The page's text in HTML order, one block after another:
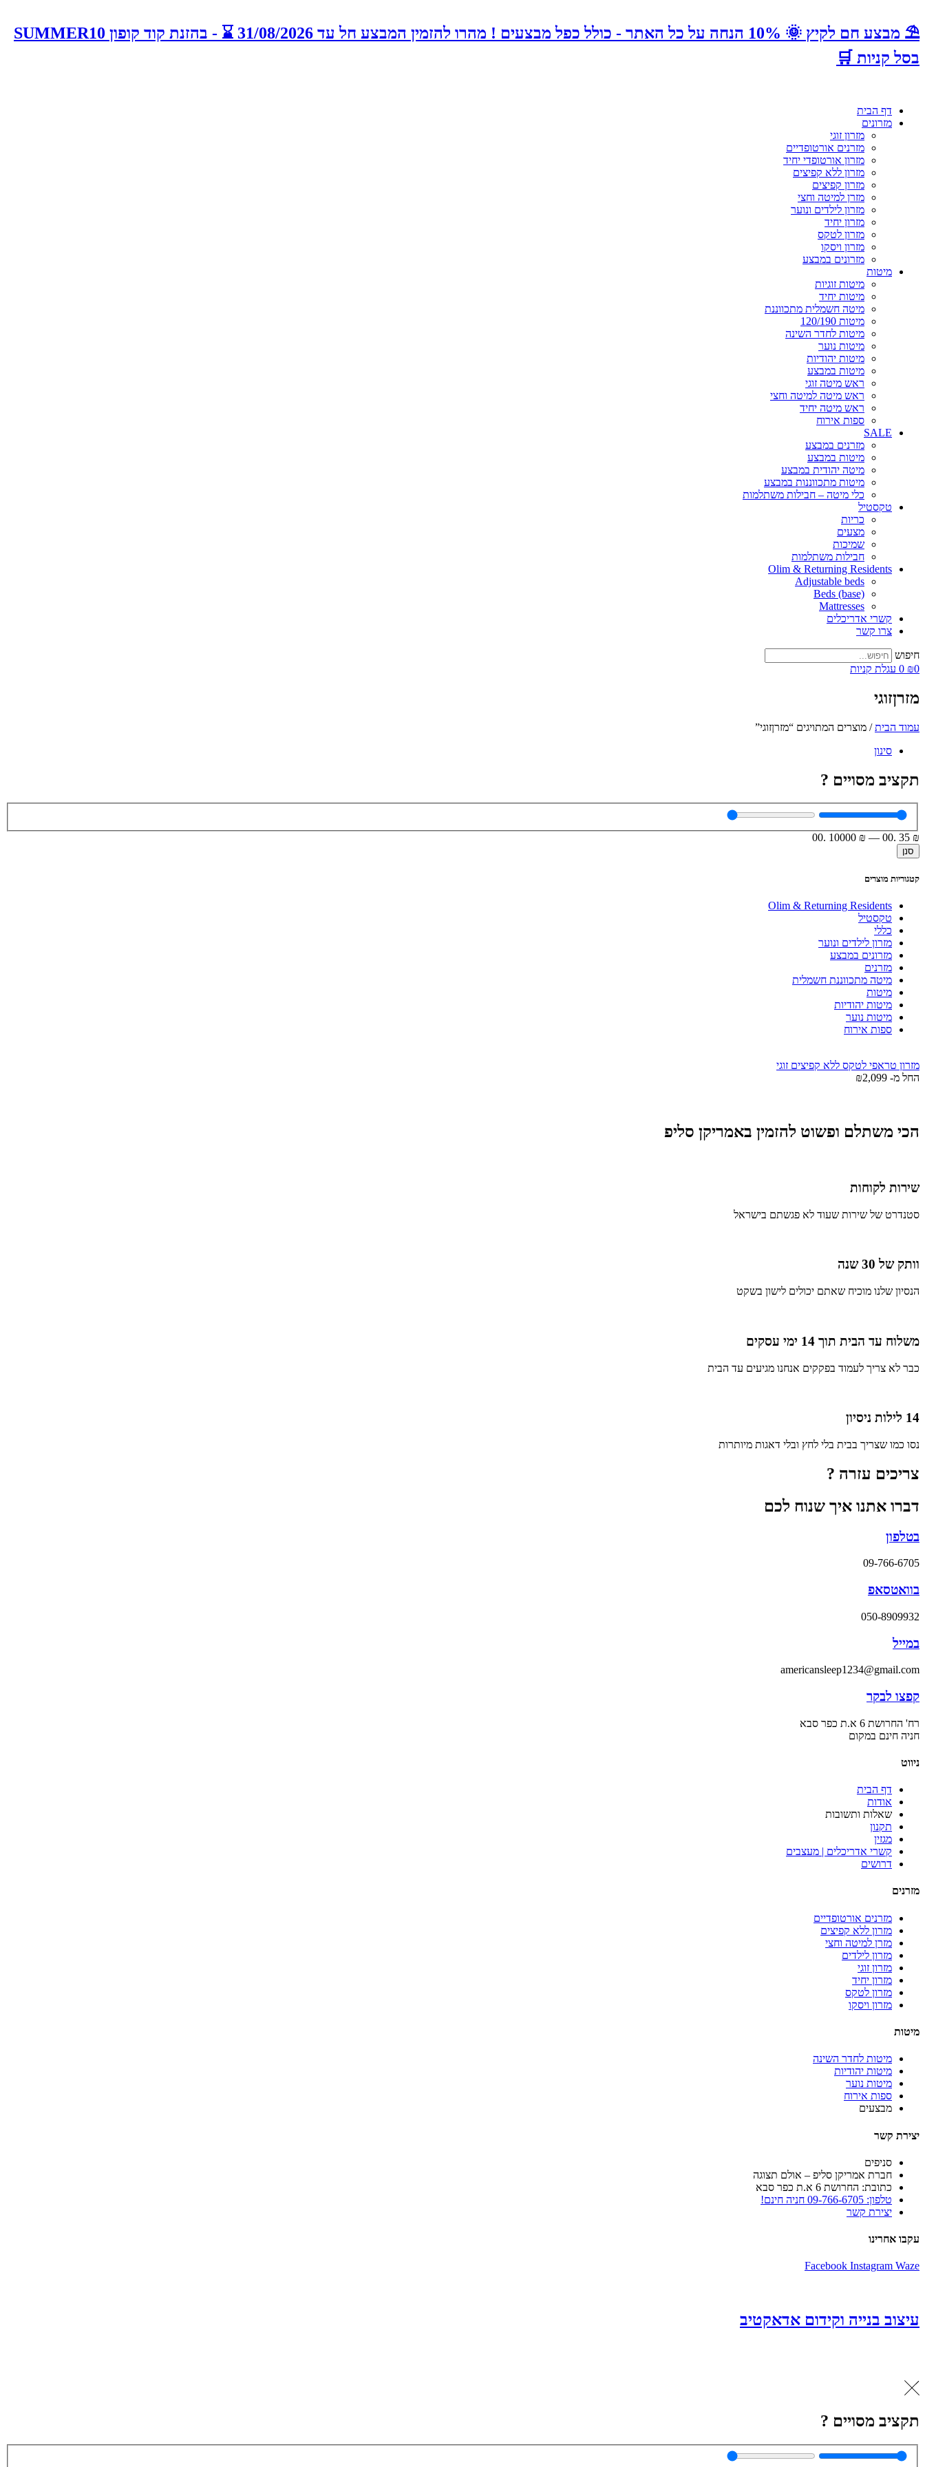
⛱️ מבצע חם לקיץ 🌞 10% הנחה על כל האתר - כולל כפל מבצעים ! מהרו להזמין המבצע חל עד 31/08/2026 ⌛️ - בהזנת קוד קופון SUMMER10
בסל קניות 🛒
דף הבית
מזרונים
מזרון זוגי
מזרנים אורטופדיים
מזרון אורטופדי יחיד
מזרון ללא קפיצים
מזרון קפיצים
מזרן למיטה וחצי
מזרון לילדים ונוער
מזרון יחיד
מזרון לטקס
מזרון ויסקו
מזרונים במבצע
מיטות
מיטות זוגיות
מיטות יחיד
מיטה חשמלית מתכווננת
מיטות 120/190
מיטות לחדר השינה
מיטות נוער
מיטות יהודיות
מיטות במבצע
ראש מיטה זוגי
ראש מיטה למיטה וחצי
ראש מיטה יחיד
ספות אירוח
SALE
מזרנים במבצע
מיטות במבצע
מיטה יהודית במבצע
מיטות מתכווננות במבצע
כלי מיטה – חבילות משתלמות
טקסטיל
כריות
מצעים
שמיכות
חבילות משתלמות
Olim & Returning Residents
Adjustable beds
Beds (base)
Mattresses
קשרי אדריכלים
צרו קשר
חיפוש
₪0
0 עגלת קניות
מזרןזוגי
עמוד הבית/ מוצרים המתויגים “מזרןזוגי”
סינון
תקציב מסויים ?
₪
35
.00
—
₪
10000
.00
סנן
קטגוריות מוצרים
Olim & Returning Residents
טקסטיל
כללי
מזרון לילדים ונוער
מזרונים במבצע
מזרנים
מיטה מתכווננת חשמלית
מיטות
מיטות יהודיות
מיטות נוער
ספות אירוח
מזרון טראפי לטקס ללא קפיצים זוגי
החל מ-
₪2,099
הכי משתלם ופשוט להזמין באמריקן סליפ
שירות לקוחות
סטנדרט של שירות שעוד לא פגשתם בישראל
וותק של 30 שנה
הנסיון שלנו מוכיח שאתם יכולים לישון בשקט
משלוח עד הבית תוך 14 ימי עסקים
כבר לא צריך לעמוד בפקקים אנחנו מגיעים עד הבית
14 לילות ניסיון
נסו כמו שצריך בבית בלי לחץ ובלי דאגות מיותרות
צריכים עזרה ?
דברו אתנו איך שנוח לכם
בטלפון
09-766-6705
בוואטסאפ
050-8909932
במייל
americansleep1234@gmail.com
קפצו לבקר
רח' החרושת 6 א.ת כפר סבא
חניה חינם במקום
ניווט
דף הבית
אודות
שאלות ותשובות
תקנון
מגזין
קשרי אדריכלים | מעצבים
דרושים
מזרנים
מזרנים אורטופדיים
מזרון ללא קפיצים
מזרן למיטה וחצי
מזרון לילדים
מזרון זוגי
מזרון יחיד
מזרון לטקס
מזרון ויסקו
מיטות
מיטות לחדר השינה
מיטות יהודיות
מיטות נוער
ספות אירוח
מבצעים
יצירת קשר
סניפים
חברת אמריקן סליפ – אולם תצוגה
כתובת: החרושת 6 א.ת כפר סבא
טלפון: 09-766-6705 חניה חינם!
יצירת קשר
עקבו אחרינו
Facebook Instagram Waze
עיצוב בנייה וקידום אדאקטיב
תקציב מסויים ?